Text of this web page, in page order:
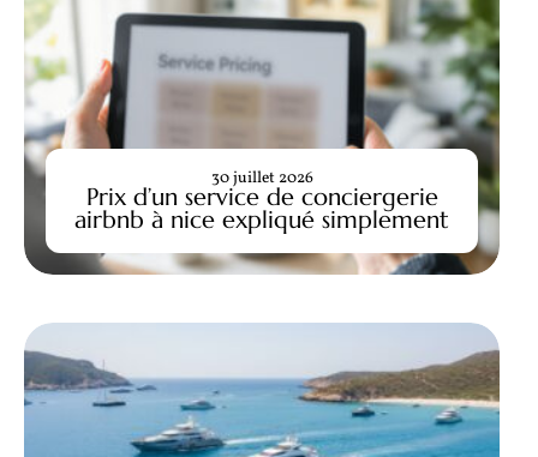
Prix d’un service de conciergerie
airbnb à nice expliqué simplement
30 juillet 2026